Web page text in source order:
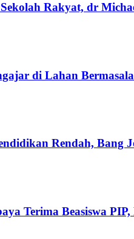
Rakyat, dr
di Lahan
Rendah, Bang
Terima Beasiswa